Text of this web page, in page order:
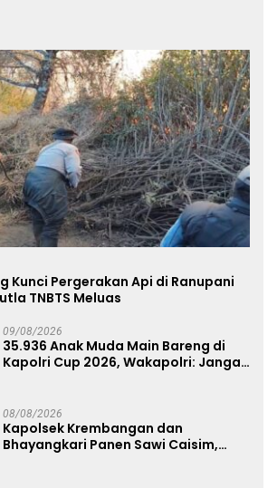
Kunci Pergerakan Api di Ranupani
TNBTS Meluas
09/08/2026
35.936 Anak Muda Main Bareng di
Kapolri Cup 2026, Wakapolri: Jangan
08/08/2026
Kapolsek Krembangan dan
Bhayangkari Panen Sawi Caisim,